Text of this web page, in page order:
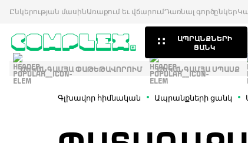
Ընկերության մասինԱռաքում եւ վճարումԴառնալ գործընկեր
ԱՊՐԱՆՔՆԵՐԻ
ՑԱՆԿ
ՄԵԿԱՆԳԱՄՅԱ ՓԱԹԵԹԱՎՈՐՈՒՄ ՄԵԿԱՆԳԱՄՅԱ ՍՊԱՍՔ
Գլխավոր հիմնական Ապրանքների ցանկ